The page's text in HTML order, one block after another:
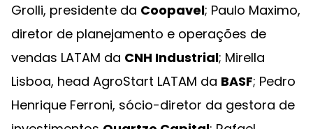
Grolli, presidente da Coopavel; Paulo Maximo,
diretor de planejamento e operações de
vendas LATAM da CNH Industrial; Mirella
Lisboa, head AgroStart LATAM da BASF; Pedro
Henrique Ferroni, sócio-diretor da gestora de